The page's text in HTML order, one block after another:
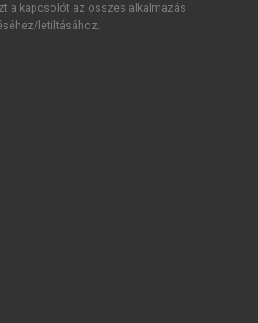
a kapcsolót az összes alkalmazás
letiltásához.